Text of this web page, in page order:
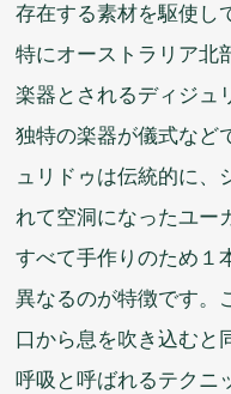
存在する素材を駆使 し
特にオーストラリア北
楽器 とされるディジュ
独特の楽器が儀式など
ュリドゥは伝統的に、
れて空洞になったユー
すべて手作りのため１
異なるのが特徴です。
口 から息を吹き込むと
呼吸 と呼ばれるテクニ